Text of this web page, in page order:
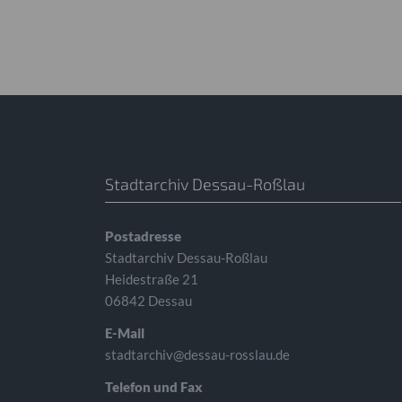
Stadtarchiv Dessau-Roßlau
Postadresse
Stadtarchiv Dessau-Roßlau
Heidestraße 21
06842 Dessau
E-Mail
stadtarchiv@dessau-rosslau.de
Telefon und Fax